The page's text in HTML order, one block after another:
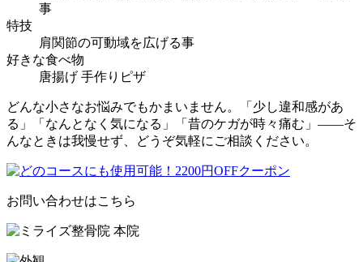
事
特技
肩関節の可動域を広げる事
好きな食べ物
唐揚げ 手作りピザ
どんな小さなお悩みでもかまいません。「少し違和感があ
る」「なんとなく気になる」「昔のケガが時々痛む」――そ
んなときは我慢せず、どうぞ気軽にご相談ください。
お問い合わせはこちら